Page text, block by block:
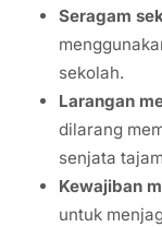
Seragam
sekolah.
Larangan
dilarang
senjata
Kewajiban
untuk